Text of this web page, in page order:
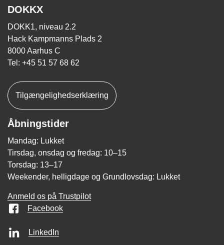
DOKKX
DOKK1, niveau 2.2
Hack Kampmanns Plads 2
8000 Aarhus C
Tel: +45 51 57 68 62
Tilgængelighedserklæring
Åbningstider
Mandag: Lukket
Tirsdag, onsdag og fredag: 10–15
Torsdag: 13–17
Weekender, helligdage og Grundlovsdag: Lukket
Anmeld os på Trustpilot
Facebook
LinkedIn